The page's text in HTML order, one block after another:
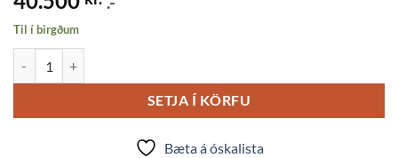
Til í birgðum
SETJA Í KÖRFU
Bæta á óskalista